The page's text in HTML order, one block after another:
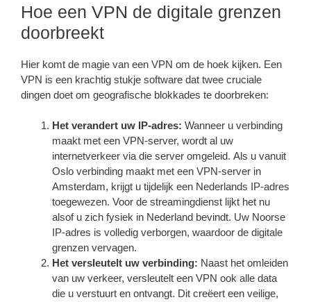
Hoe een VPN de digitale grenzen
doorbreekt
Hier komt de magie van een VPN om de hoek kijken. Een
VPN is een krachtig stukje software dat twee cruciale
dingen doet om geografische blokkades te doorbreken:
Het verandert uw IP-adres: Wanneer u verbinding
maakt met een VPN-server, wordt al uw
internetverkeer via die server omgeleid. Als u vanuit
Oslo verbinding maakt met een VPN-server in
Amsterdam, krijgt u tijdelijk een Nederlands IP-adres
toegewezen. Voor de streamingdienst lijkt het nu
alsof u zich fysiek in Nederland bevindt. Uw Noorse
IP-adres is volledig verborgen, waardoor de digitale
grenzen vervagen.
Het versleutelt uw verbinding: Naast het omleiden
van uw verkeer, versleutelt een VPN ook alle data
die u verstuurt en ontvangt. Dit creëert een veilige,